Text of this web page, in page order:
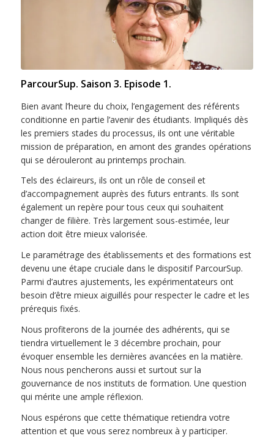
ParcourSup. Saison 3. Episode 1.
Bien avant l’heure du choix, l’engagement des référents
conditionne en partie l’avenir des étudiants. Impliqués dès
les premiers stades du processus, ils ont une véritable
mission de préparation, en amont des grandes opérations
qui se dérouleront au printemps prochain.
Tels des éclaireurs, ils ont un rôle de conseil et
d’accompagnement auprès des futurs entrants. Ils sont
également un repère pour tous ceux qui souhaitent
changer de filière. Très largement sous-estimée, leur
action doit être mieux valorisée.
Le paramétrage des établissements et des formations est
devenu une étape cruciale dans le dispositif ParcourSup.
Parmi d’autres ajustements, les expérimentateurs ont
besoin d’être mieux aiguillés pour respecter le cadre et les
prérequis fixés.
Nous profiterons de la journée des adhérents, qui se
tiendra virtuellement le 3 décembre prochain, pour
évoquer ensemble les dernières avancées en la matière.
Nous nous pencherons aussi et surtout sur la
gouvernance de nos instituts de formation. Une question
qui mérite une ample réflexion.
Nous espérons que cette thématique retiendra votre
attention et que vous serez nombreux à y participer.